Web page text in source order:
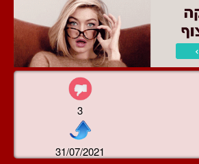
3
31/07/2021